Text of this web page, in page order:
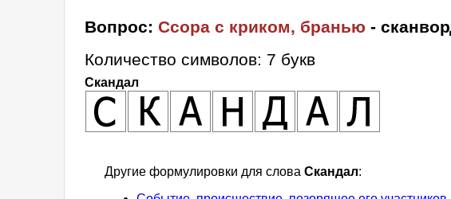
Вопрос: Ссора с криком, бранью -
Количество символов: 7 букв
Скандал
Другие формулировки для слова Скандал: